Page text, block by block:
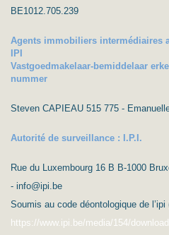
BE1012.705.239
Agents immobiliers intermédiaires
IPI
Vastgoedmakelaar-bemiddelaar
nummer
Steven CAPIEAU 515 775 -
Autorité de surveillance : I.P.I.
Rue du Luxembourg 16 B B-1000
- info@ipi.be
Soumis au code déontologique de
https://www.ipi.be/media/154/